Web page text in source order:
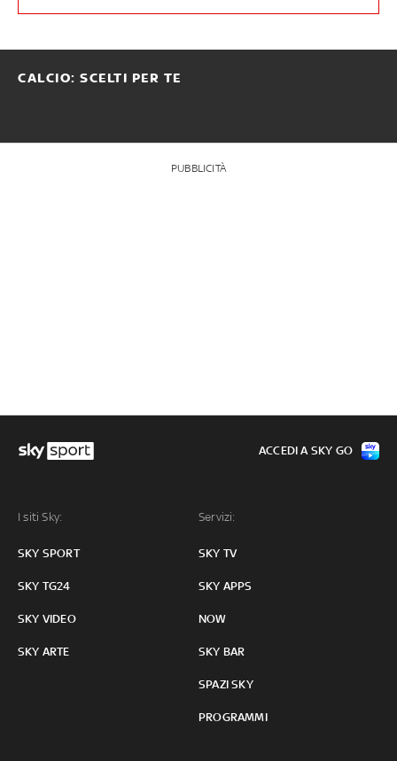
CALCIO: SCELTI PER TE
PUBBLICITÀ
I siti Sky:
SKY SPORT
SKY TG24
SKY VIDEO
SKY ARTE
Servizi:
SKY TV
SKY APPS
NOW
SKY BAR
SPAZI SKY
PROGRAMMI
ACCEDI A SKY GO